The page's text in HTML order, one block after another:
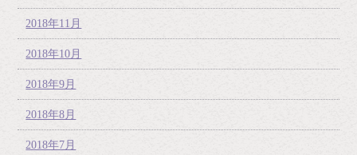
2018年11月
2018年10月
2018年9月
2018年8月
2018年7月